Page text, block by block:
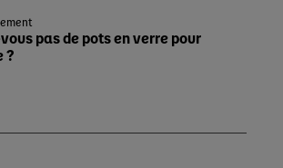
pas de pots en verre pour
?